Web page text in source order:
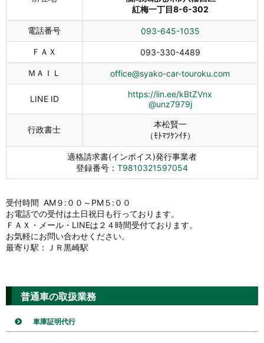
紅梅一丁目8-6-302
電話番号 093-645-1035
ＦＡＸ 093-330-4489
ＭＡＩＬ office@syako-car-touroku.com
LINE ID
https://lin.ee/kBtZVnx
@unz7979j
行政書士
本松賢一
（ﾓﾄﾏﾂｹﾝｲﾁ）
適格請求書(インボイス)発行事業者
登録番号： T9810321597054
受付時間 AM９:００～PM５:００
お電話での受付は土日祝日も行っております。
ＦＡＸ・メール・LINEは２４時間受付ております。
お気軽にお問い合わせください。
最寄り駅：ＪＲ黒崎駅
普通車の取扱業務
車庫証明代行